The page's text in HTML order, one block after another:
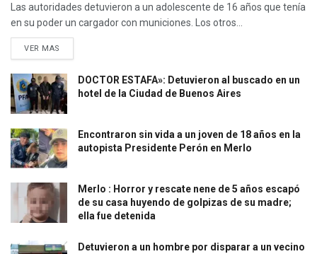
Las autoridades detuvieron a un adolescente de 16 años que tenía
en su poder un cargador con municiones. Los otros...
VER MAS
DOCTOR ESTAFA»: Detuvieron al buscado en un
hotel de la Ciudad de Buenos Aires
Encontraron sin vida a un joven de 18 años en la
autopista Presidente Perón en Merlo
Merlo : Horror y rescate nene de 5 años escapó
de su casa huyendo de golpizas de su madre;
ella fue detenida
Detuvieron a un hombre por disparar a un vecino